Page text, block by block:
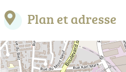
Plan et adresse